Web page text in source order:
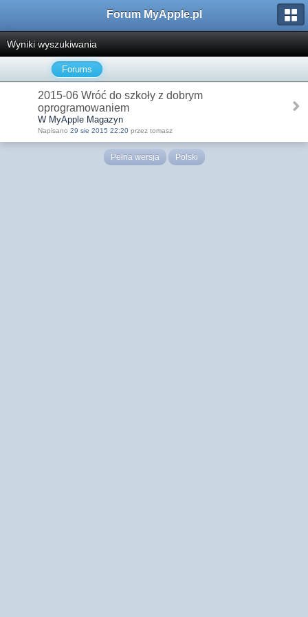
Forum MyApple.pl
Wyniki wyszukiwania
Forums
2015-06 Wróć do szkoły z dobrym
oprogramowaniem
W MyApple Magazyn
Napisano 29 sie 2015 22:20 przez tomasz
Pełna wersja Polski